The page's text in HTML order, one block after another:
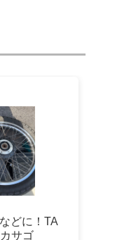
どに！TA
サゴ